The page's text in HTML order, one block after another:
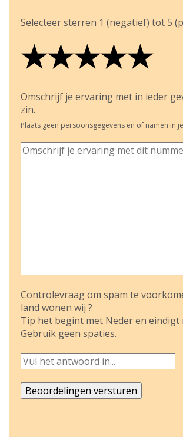
Selecteer sterren 1 (negatief) tot 5
★
★★
★★★
★★★★
★★★★★
Omschrijf je ervaring met in ieder
zin.
Plaats geen persoonsgegevens en of namen in
Controlevraag om spam te
land wonen wij ?
Tip het begint met Neder en eindigt
Gebruik geen spaties.